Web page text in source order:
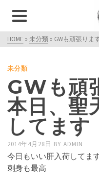
HOME » 未分類 » GWも頑張りま
未分類
GWも頑
本日、聖
してます
2014年4月28日 BY ADMIN
今日もいい肝入荷してま
刺身も最高